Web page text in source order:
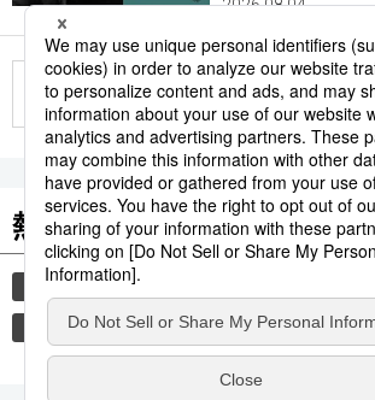
2026.08.04
更多
熱門關鍵詞
教育 禮儀
歷史 katana ninja